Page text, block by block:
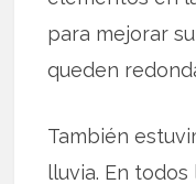
para mejorar
queden
También
lluvia. En